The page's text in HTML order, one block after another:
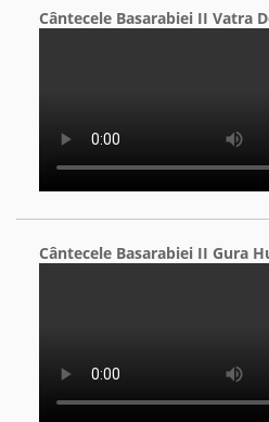
Cântecele Basarabiei II Vatra
Cântecele Basarabiei II Gura